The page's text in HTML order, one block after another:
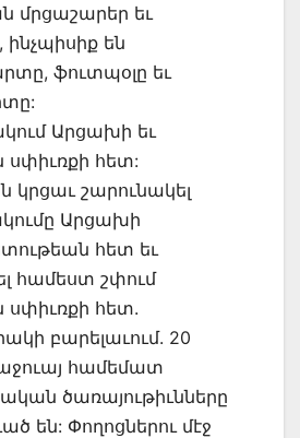
մրցաշարեր եւ
ինչպիսիք են
ֆուտպօլը եւ
Արցախի եւ
սփիւռքի հետ:
շարունակել
Արցախի
հետ եւ
համեստ շփում
սփիւռքի հետ.
բարելաւում. 20
համեմատ
ծառայութիւնները
են: Փողոցներու մէջ